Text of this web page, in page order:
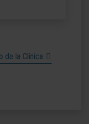
de la Clínica